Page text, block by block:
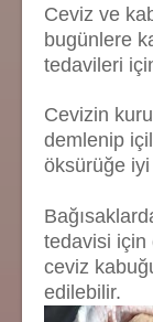
Ceviz ve
bugünlere
tedavileri
Cevizin
demlenip
öksürüğe iyi
tedavisi için
ceviz
edilebilir.